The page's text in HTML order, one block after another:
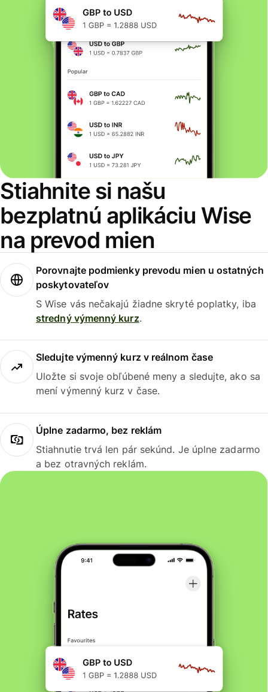
Stiahnite si našu
bezplatnú aplikáciu Wise
na prevod mien
Porovnajte podmienky prevodu mien u ostatných
poskytovateľov
S Wise vás nečakajú žiadne skryté poplatky, iba
stredný výmenný kurz.
Sledujte výmenný kurz v reálnom čase
Uložte si svoje obľúbené meny a sledujte, ako sa
mení výmenný kurz v čase.
Úplne zadarmo, bez reklám
Stiahnutie trvá len pár sekúnd. Je úplne zadarmo
a bez otravných reklám.